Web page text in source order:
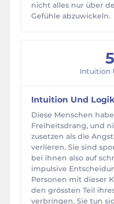
nicht alles nur über
Gefühle abzuwickeln.
Intuition
Intuition Und
Diese Menschen
Freiheitsdrang, und
zusetzen als die
verlieren. Sie sind
bei ihnen also auf
impulsive
Personen mit dieser
den grössten Teil
verbringen. Sie tun